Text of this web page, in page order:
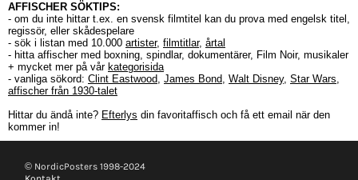
AFFISCHER SÖKTIPS:
- om du inte hittar t.ex. en svensk filmtitel kan du prova med engelsk titel,
regissör, eller skådespelare
- sök i listan med 10.000 artister, filmtitlar, årtal
- hitta affischer med boxning, spindlar, dokumentärer, Film Noir, musikaler
+ mycket mer på vår kategorisida
- vanliga sökord: Clint Eastwood, James Bond, Walt Disney, Star Wars,
affischer från 1930-talet
Hittar du ändå inte? Efterlys din favoritaffisch och få ett email när den
kommer in!
© NordicPosters 1998-2024